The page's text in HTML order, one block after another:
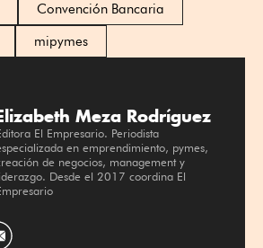
Convención Bancaria
mipymes
Meza Rodríguez
El Empresario. Periodista
en emprendimiento, pymes,
de negocios, management y
Desde el 2017 coordina El